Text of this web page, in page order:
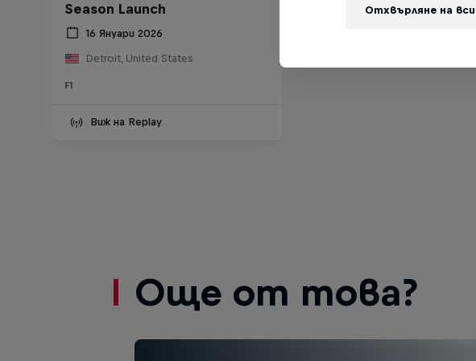
Season Launch
16 Януари 2026
Detroit, United States
F1
Виж на Replay
Още от това?
Отхвърляне на